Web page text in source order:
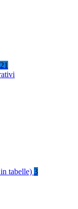
21
tabelle) 3